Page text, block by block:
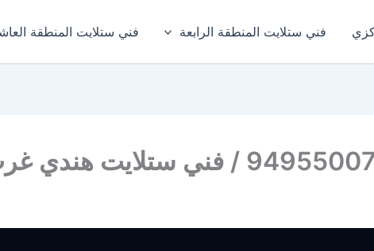
فني ستلايت المنطقة الرابعة فني ستلايت المنطقة